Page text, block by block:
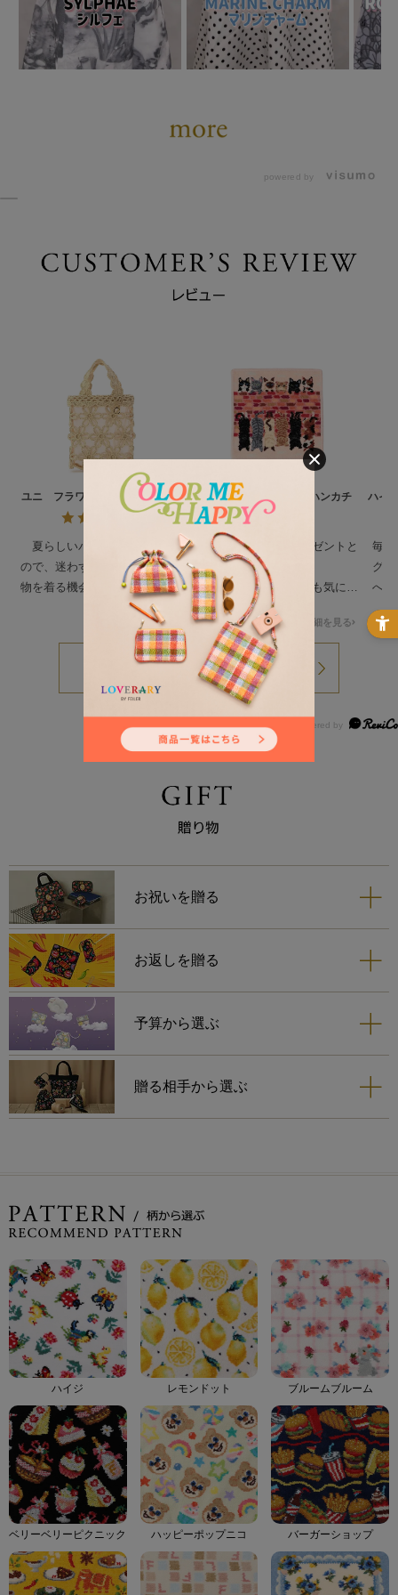
powered by
ユニ フラワーペーパーバッグ
UNI-260548
詳細を見る
夏らしいバッグを探していた
ので、迷わず購入しました。着
物を着る機会もあり、着物にも
洋服にも合います。大満足で
ピーピングキトゥン ハンカチ
詳細を見る
猫好きな友人へのプレゼントと
して購入しました。
絵柄も可愛く、とっても気に入
ってもらえて自分用にも買おう
か検討中です。
ハイ
毎
グ
へ
す
カ
たの
お祝いを贈る
お返しを贈る
予算から選ぶ
贈る相手から選ぶ
ハイジ レモンドット ブルームブルーム
ベリーベリーピクニック ハッピーポップニコ バーガーショップ